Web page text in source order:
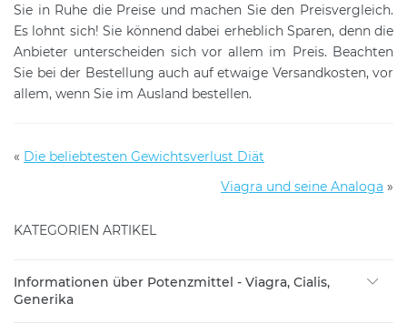
Sie in Ruhe die Preise und machen Sie den Preisvergleich.
Es lohnt sich! Sie könnend dabei erheblich Sparen, denn die
Anbieter unterscheiden sich vor allem im Preis. Beachten
Sie bei der Bestellung auch auf etwaige Versandkosten, vor
allem, wenn Sie im Ausland bestellen.
« Die beliebtesten Gewichtsverlust Diät
Viagra und seine Analoga »
KATEGORIEN ARTIKEL
Informationen über Potenzmittel - Viagra, Cialis,
Generika